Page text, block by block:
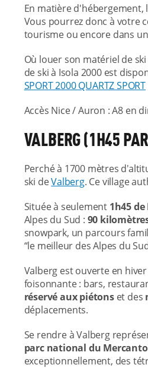
En matière
Vous pourrez donc à votre
tourisme ou encore dans
Où louer son matériel de
de ski à Isola 2000 est
SPORT 2000 QUARTZ SPORT
Accès Nice / Auron : A8 en
VALBERG (1H45
Perché à 1700 mètres
ski deValberg. Ce village
Située à seulement 1h45 de
Alpes du Sud : 90
snowpark, un parcours
“le meilleur des Alpes du
Valberg est ouverte en
foisonnante : bars,
réservé aux piétons et des
déplacements.
Se rendre à Valberg
parc national du
exceptionnellement, des